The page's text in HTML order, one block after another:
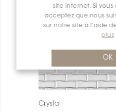
site internet. Si vous
acceptez que nous
sur notre site à l’aide
plus
OK
Crystal